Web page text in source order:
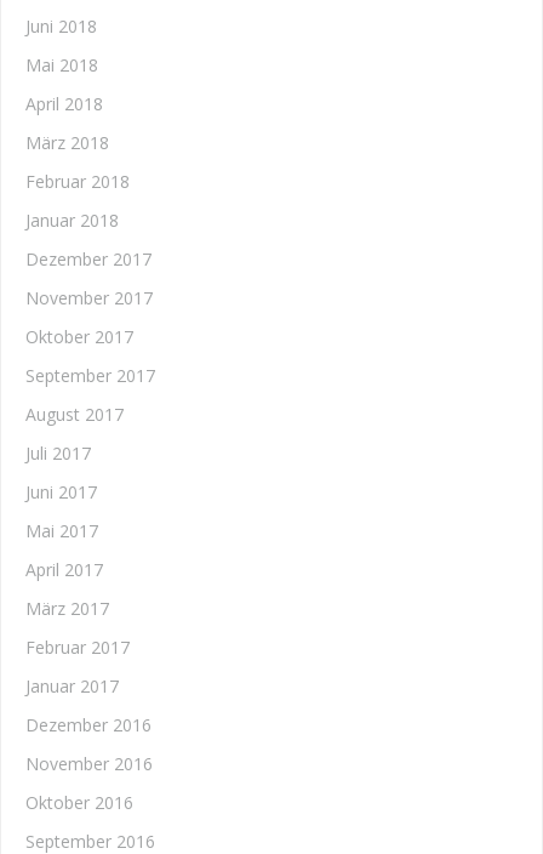
Juni 2018
Mai 2018
April 2018
März 2018
Februar 2018
Januar 2018
Dezember 2017
November 2017
Oktober 2017
September 2017
August 2017
Juli 2017
Juni 2017
Mai 2017
April 2017
März 2017
Februar 2017
Januar 2017
Dezember 2016
November 2016
Oktober 2016
September 2016